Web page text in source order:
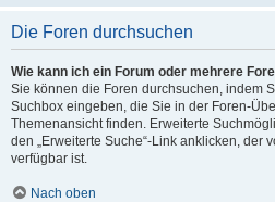
Die Foren durchsuchen
Wie kann ich ein Forum oder mehrere
Sie können die Foren durchsuchen, indem
Suchbox eingeben, die Sie in der Foren-
Themenansicht finden. Erweiterte
den „Erweiterte Suche“-Link anklicken, der
verfügbar ist.
Nach oben